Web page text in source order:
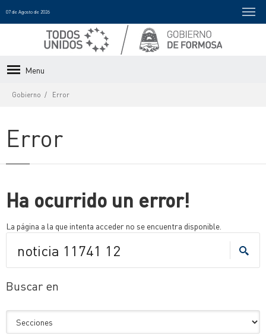
07 de Agosto de 2026
Menu
Gobierno Error
Error
Ha ocurrido un error!
La página a la que intenta acceder no se encuentra disponible.
Buscar en